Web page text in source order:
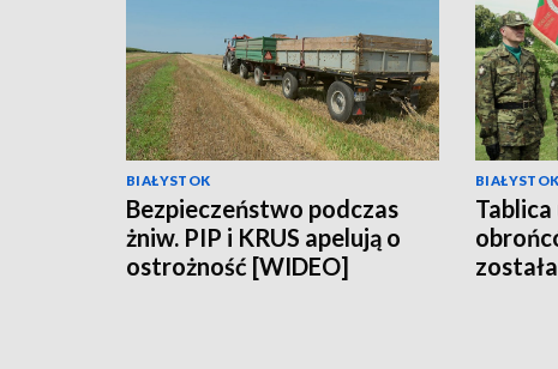
BIAŁYSTOK
Bezpieczeństwo podczas
żniw. PIP i KRUS apelują o
ostrożność [WIDEO]
BIAŁYSTOK